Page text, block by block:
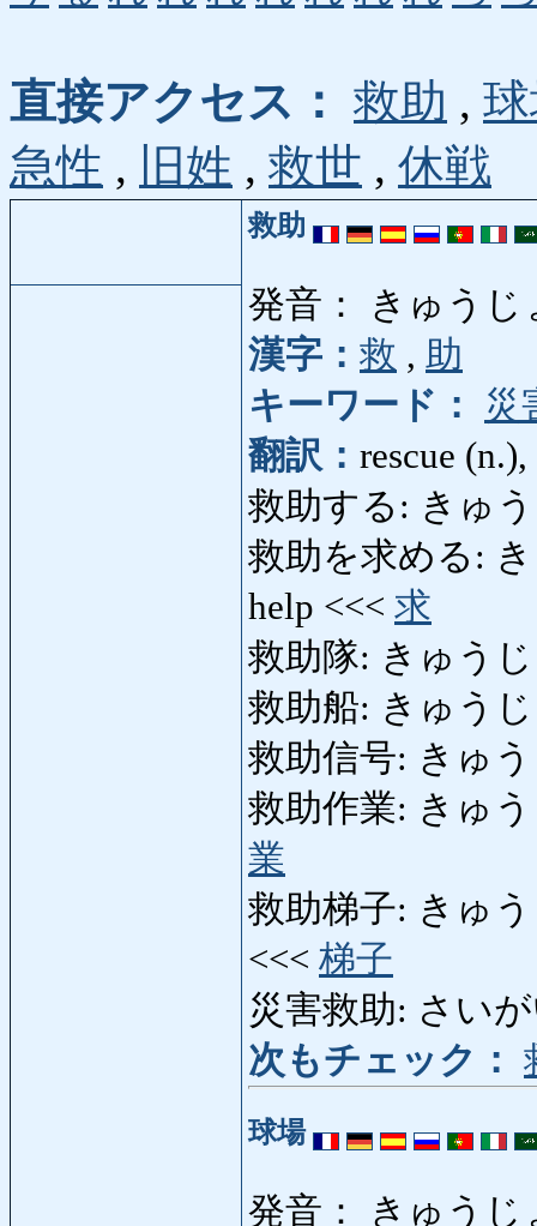
直接アクセス： 救助 ,
急性 , 旧姓 , 救世 , 休戦
救助
発音： きゅうじ
漢字： 救 , 助
キーワード：
災
翻訳： rescue
救助する: きゅう
救助を求める:
help <<< 求
救助隊: きゅう
救助船: きゅう
救助信号: きゅ
救助作業: きゅ
業
救助梯子: きゅう
<<< 梯子
災害救助: さい
次もチェック：
球場
発音： きゅうじ